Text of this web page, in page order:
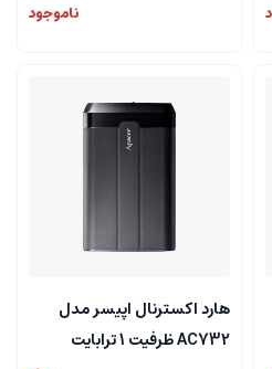
ناموجود
هارد اکسترنال اپیسر مدل
AC732 ظرفیت 1 ترابایت